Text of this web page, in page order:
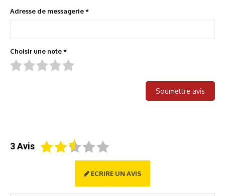
Adresse de messagerie*
Choisir une note*
3Avis
ECRIRE UN AVIS